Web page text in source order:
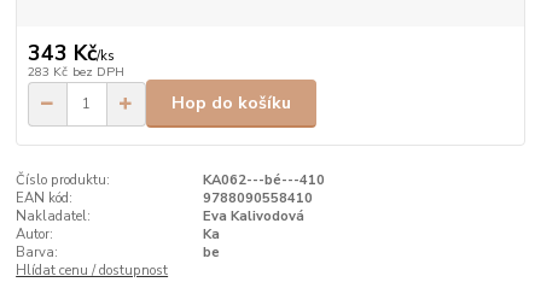
343 Kč/ks
283 Kč bez DPH
Hop do košíku
Číslo produktu:
KA062---bé---410
EAN kód:
9788090558410
Nakladatel:
Eva Kalivodová
Autor:
Ka
Barva:
be
Hlídat cenu / dostupnost